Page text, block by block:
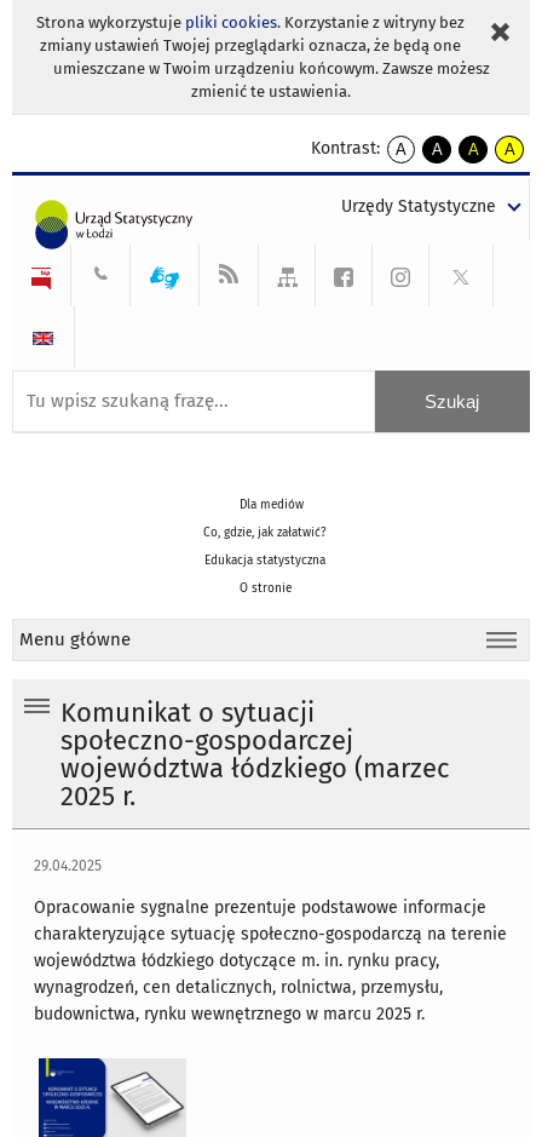
Strona wykorzystuje pliki cookies. Korzystanie z witryny bez
zmiany ustawień Twojej przeglądarki oznacza, że będą one
umieszczane w Twoim urządzeniu końcowym. Zawsze możesz
zmienić te ustawienia.
Kontrast:
A
kontrast
A
kontrast
tekst
czarnym
A
kontrast
tekst
czarnym
A
tekst
żółtym
Urzędy Statystyczne
Dla mediów
Co, gdzie, jak załatwić?
Edukacja statystyczna
O stronie
Menu główne
Komunikat o sytuacji
społeczno-gospodarczej
województwa łódzkiego (marzec
2025 r.
29.04.2025
Opracowanie sygnalne prezentuje podstawowe informacje
charakteryzujące sytuację społeczno-gospodarczą na terenie
województwa łódzkiego dotyczące m. in. rynku pracy,
wynagrodzeń, cen detalicznych, rolnictwa, przemysłu,
budownictwa, rynku wewnętrznego w marcu 2025 r.